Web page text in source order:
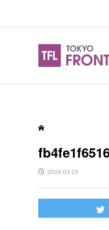
2024.03.25